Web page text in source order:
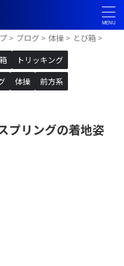
> ブログ > 体操 > とび箱 >
トリッキング
体操
前方系
プリングの着地姿